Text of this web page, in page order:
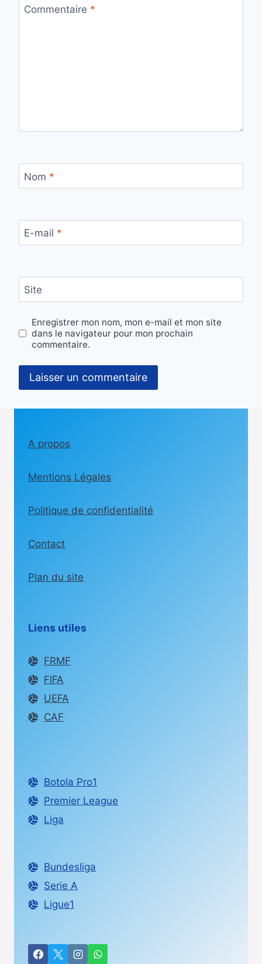
Commentaire *
Nom *
E-mail *
Site
Enregistrer mon nom, mon e-mail et mon site
dans le navigateur pour mon prochain
commentaire.
A propos
Mentions Légales
Politique de confidentialité
Contact
Plan du site
Liens utiles
FRMF
FIFA
UEFA
CAF
Botola Pro1
Premier League
Liga
Bundesliga
Serie A
Ligue1